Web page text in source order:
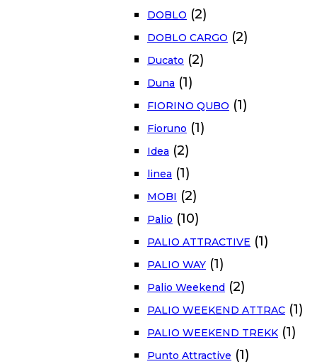
DOBLO (2)
DOBLO CARGO (2)
Ducato (2)
Duna (1)
FIORINO QUBO (1)
Fioruno (1)
Idea (2)
linea (1)
MOBI (2)
Palio (10)
PALIO ATTRACTIVE (1)
PALIO WAY (1)
Palio Weekend (2)
PALIO WEEKEND ATTRAC (1)
PALIO WEEKEND TREKK (1)
Punto Attractive (1)